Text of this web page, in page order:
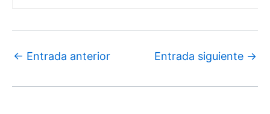
← Entrada anterior Entrada siguiente →